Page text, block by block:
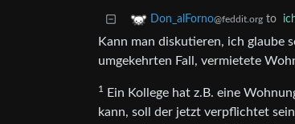
Don_alForno@feddit.org to
Kann man diskutieren, ich glaube
umgekehrten Fall, vermietete
1
Ein Kollege hat z.B. eine
kann, soll der jetzt verpflichtet